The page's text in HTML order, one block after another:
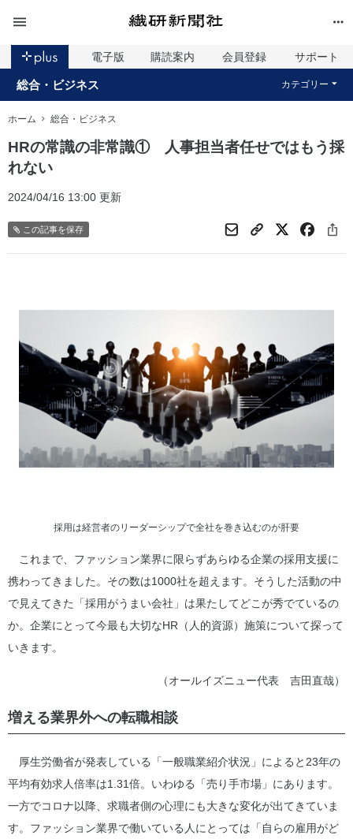
電子版 購読案内 会員登録 サポート
総合・ビジネス カテゴリー
ホーム 総合・ビジネス
HRの常識の非常識① 人事担当者任せではもう採
れない
2024/04/16 13:00 更新
この記事を保存
採用は経営者のリーダーシップで全社を巻き込むのが肝要
これまで、ファッション業界に限らずあらゆる企業の採用支援に
携わってきました。その数は1000社を超えます。そうした活動の中
で見えてきた「採用がうまい会社」は果たしてどこが秀でているの
か。企業にとって今最も大切なHR（人的資源）施策について探って
いきます。
（オールイズニュー代表 吉田直哉）
増える業界外への転職相談
厚生労働省が発表している「一般職業紹介状況」によると23年の
平均有効求人倍率は1.31倍。いわゆる「売り手市場」にあります。
一方でコロナ以降、求職者側の心理にも大きな変化が出てきていま
す。ファッション業界で働いている人にとっては「自らの雇用がど